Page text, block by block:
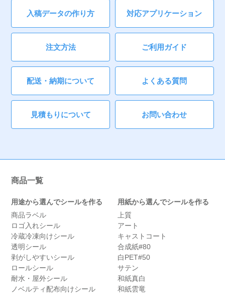
入稿データの作り方 対応アプリケーション
注文方法 ご利用ガイド
配送・納期について よくある質問
見積もりについて お問い合わせ
商品一覧
用途から選んでシールを作る
商品ラベル
ロゴ入れシール
冷蔵冷凍向けシール
透明シール
剥がしやすいシール
ロールシール
耐水・屋外シール
ノベルティ配布向けシール
用紙から選んでシールを作る
上質
アート
キャストコート
合成紙#80
白PET#50
サテン
和紙真白
和紙雲竜